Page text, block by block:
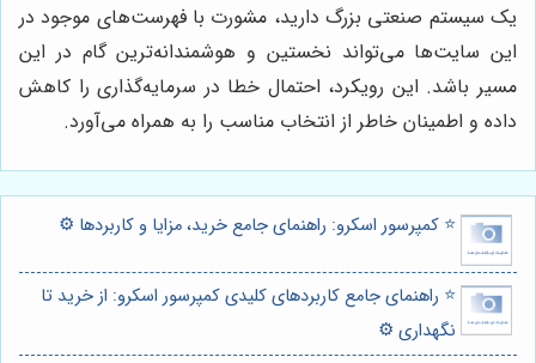
یک سیستم صنعتی بزرگ دارید، مشورت با فهرست‌های موجود در
این سایت‌ها می‌تواند نخستین و هوشمندانه‌ترین گام در این
مسیر باشد. این رویکرد، احتمال خطا در سرمایه‌گذاری را کاهش
داده و اطمینان خاطر از انتخاب مناسب را به همراه می‌آورد.
⭐️ کمپرسور اسکرو: راهنمای جامع خرید، مزایا و کاربردها ⚙️
⭐️ راهنمای جامع کاربردهای کلیدی کمپرسور اسکرو: از خرید تا
نگهداری ⚙️